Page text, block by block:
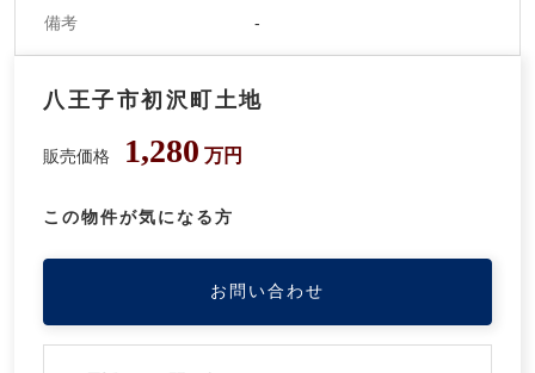
備考 -
八王子市初沢町土地
販売価格 1,280 万円
この物件が気になる方
お問い合わせ